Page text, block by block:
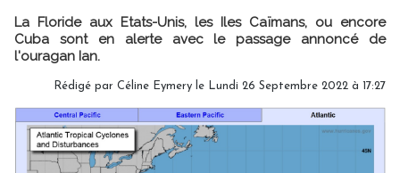
La Floride aux Etats-Unis, les Iles Caïmans, ou encore
Cuba sont en alerte avec le passage annoncé de
l'ouragan Ian.
Rédigé par Céline Eymery le Lundi 26 Septembre 2022 à 17:27